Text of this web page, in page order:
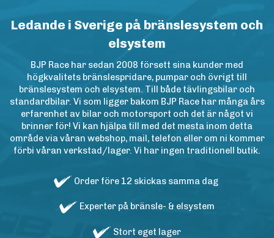
Ledande i Sverige på bränslesystem och
elsystem
BJP Race har sedan 2008 försett sina kunder med
högkvalitets bränslespridare, pumpar och övrigt till
bränslesystem och elsystem. Till både tävlingsbilar och
standardbilar. Vi som ligger bakom BJP Race har många års
erfarenhet av bilar och motorsport och det är något vi
brinner för! Vi kan hjälpa till med det mesta inom detta
område via våran webshop, mail, telefon eller om ni kommer
förbi våran verkstad/lager. Vi har ingen traditionell butik.
Order före 12 skickas samma dag
Experter på bränsle- & elsystem
Stort eget lager